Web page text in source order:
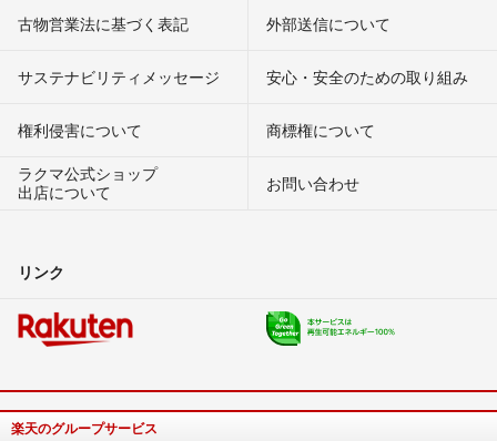
古物営業法に基づく表記 外部送信について
サステナビリティメッセージ 安心・安全のための取り組み
権利侵害について
商標権について
ラクマ公式ショップ
出店について
お問い合わせ
リンク
楽天のグループサービス